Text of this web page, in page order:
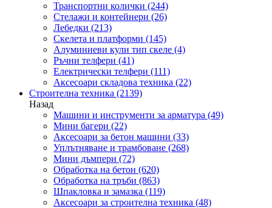
Транспортни колички (244)
Стелажи и контейнери (26)
Лебедки (213)
Скелета и платформи (145)
Алуминиеви кули тип скеле (4)
Ръчни телфери (41)
Електрически телфери (111)
Аксесоари складова техника (22)
Строителна техника (2139)
Назад
Машини и инструменти за арматура (49)
Мини багери (22)
Аксесоари за бетон машини (33)
Уплътняване и трамбоване (268)
Мини дъмпери (72)
Обработка на бетон (620)
Обработка на тръби (863)
Шпакловка и замазка (119)
Аксесоари за строителна техника (48)